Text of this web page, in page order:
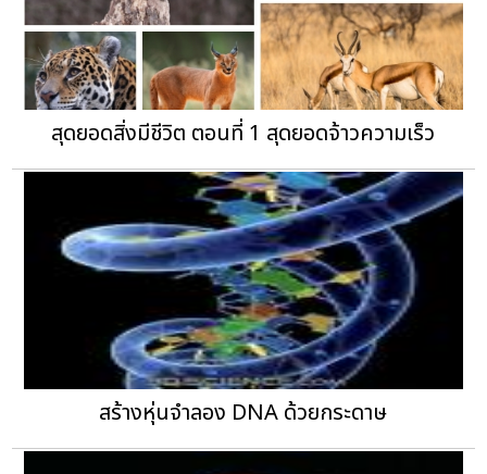
สุดยอดสิ่งมีชีวิต ตอนที่ 1 สุดยอดจ้าวความเร็ว
สร้างหุ่นจำลอง DNA ด้วยกระดาษ